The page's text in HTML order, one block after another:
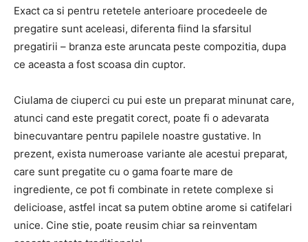
Exact ca si pentru retetele anterioare procedeele de
pregatire sunt aceleasi, diferenta fiind la sfarsitul
pregatirii – branza este aruncata peste compozitia, dupa
ce aceasta a fost scoasa din cuptor.
Ciulama de ciuperci cu pui este un preparat minunat care,
atunci cand este pregatit corect, poate fi o adevarata
binecuvantare pentru papilele noastre gustative. In
prezent, exista numeroase variante ale acestui preparat,
care sunt pregatite cu o gama foarte mare de
ingrediente, ce pot fi combinate in retete complexe si
delicioase, astfel incat sa putem obtine arome si catifelari
unice. Cine stie, poate reusim chiar sa reinventam